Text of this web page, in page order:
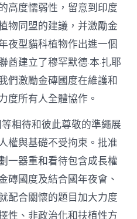
高度懦弱性，留意到印度
物同盟的建議，并激勵金
夜型貓科植物作出進一個
建立了穆罕默德·本·扎耶
們激勵金磚國度在維護和
度所有人全體協作。
相待和彼此尊敬的準繩展
權與基礎不受拘束。批准
一器重和看待包含成長權
磚國度及結合國年夜會、
配合關懷的題目加大力度
性、非政治化和扶植性方